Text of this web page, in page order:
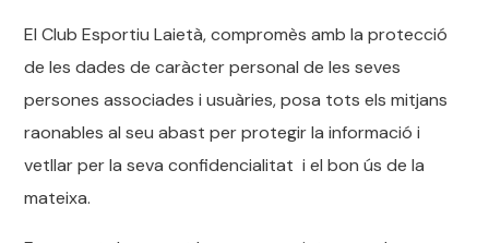
El Club Esportiu Laietà, compromès amb la protecció
de les dades de caràcter personal de les seves
persones associades i usuàries, posa tots els mitjans
raonables al seu abast per protegir la informació i
vetllar per la seva confidencialitat i el bon ús de la
mateixa.